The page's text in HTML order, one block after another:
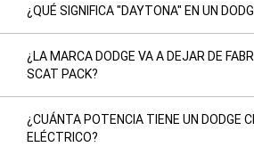
¿QUÉ SIGNIFICA "DAYTONA" EN UN
¿LA MARCA DODGE VA A DEJAR DE
SCAT PACK?
¿CUÁNTA POTENCIA TIENE UN DODGE
ELÉCTRICO?